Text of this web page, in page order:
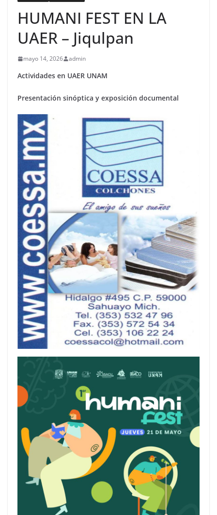
HUMANI FEST EN LA
UAER – Jiqulpan
mayo 14, 2026 admin
Actividades en UAER UNAM
Presentación sinóptica y exposición documental